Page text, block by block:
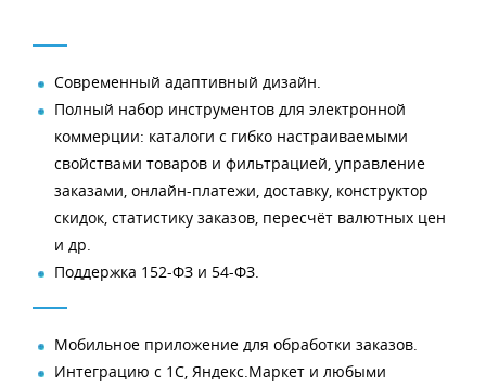
Современный адаптивный дизайн.
Полный набор инструментов для электронной
коммерции: каталоги с гибко настраиваемыми
свойствами товаров и фильтрацией, управление
заказами, онлайн-платежи, доставку, конструктор
скидок, статистику заказов, пересчёт валютных цен
и др.
Поддержка 152-ФЗ и 54-ФЗ.
Мобильное приложение для обработки заказов.
Интеграцию с 1С, Яндекс.Маркет и любыми